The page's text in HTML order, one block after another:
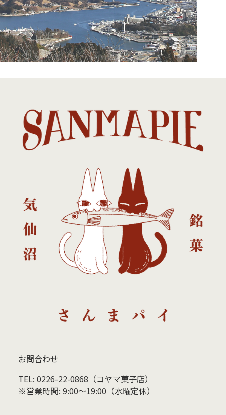
お問合わせ
TEL: 0226-22-0868（コヤマ菓子店）
※営業時間: 9:00〜19:00（水曜定休）